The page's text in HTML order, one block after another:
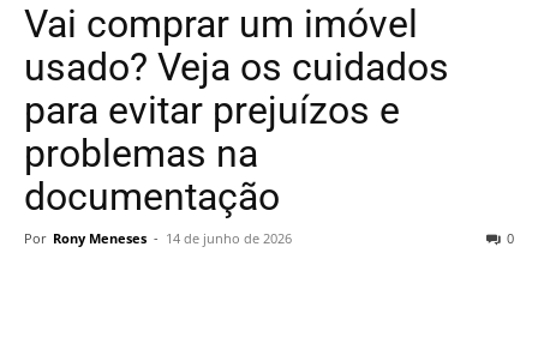
Vai comprar um imóvel
usado? Veja os cuidados
para evitar prejuízos e
problemas na
documentação
Por Rony Meneses - 14 de junho de 2026 0